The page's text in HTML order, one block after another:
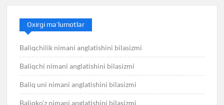
Oxirgi ma’lumotlar
Baliqchilik nimani anglatishini bilasizmi
Baliqchi nimani anglatishini bilasizmi
Baliq uni nimani anglatishini bilasizmi
Baliqko’z nimani anglatishini bilasizmi